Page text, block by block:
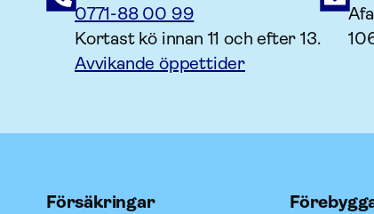
0771-88 00 99
Kortast kö innan 11 och efter 13.
Avvikande öppettider
Försäkringar